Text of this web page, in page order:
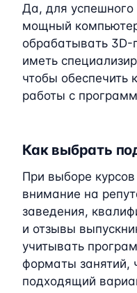
Да, для успешного
мощный
обрабатывать 3D-
иметь
чтобы обеспечить
работы с
Как выбрать
При выборе
внимание на
заведения,
и отзывы
учитывать
форматы занятий,
подходящий